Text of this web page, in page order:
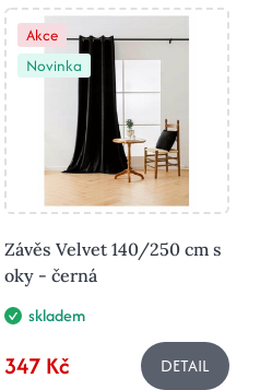
Akce
Novinka
Závěs Velvet 140/250 cm s
oky - černá
skladem
347 Kč DETAIL